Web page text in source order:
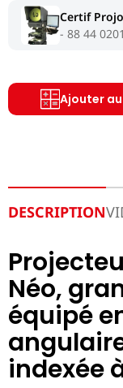
Certif
88 44
Ajouter
DESCRIPTION
Néo,
équipé
indexée